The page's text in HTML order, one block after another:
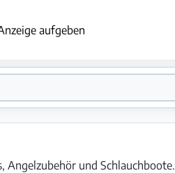
aufgeben
Angelzubehör und Schlauchboote.